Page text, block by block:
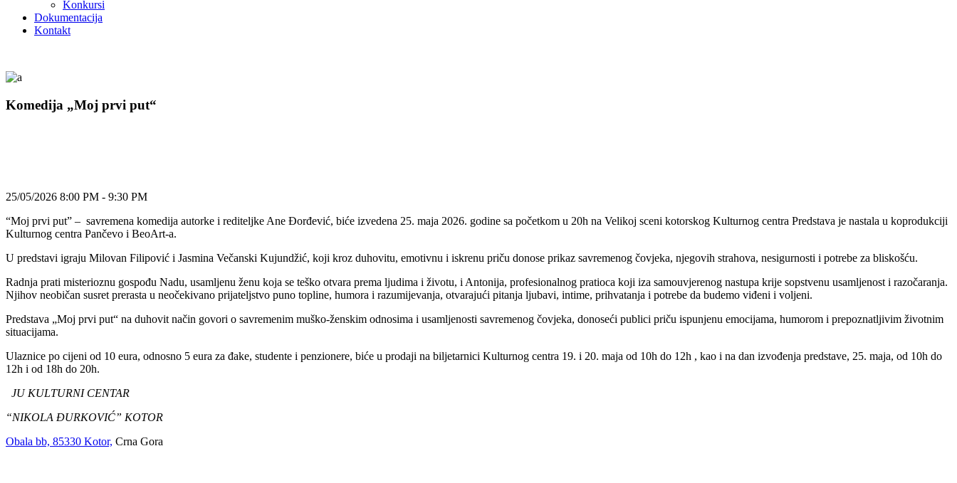
Konkursi
Dokumentacija
Kontakt
Komedija „Moj prvi put“
25/05/2026 8:00 PM - 9:30 PM
“Moj prvi put” – savremena komedija autorke i rediteljke Ane Đorđević, biće izvedena 25. maja 2026. godine sa početkom u 20h na Velikoj sceni kotorskog Kulturnog centra Predstava je nastala u koprodukciji
Kulturnog centra Pančevo i BeoArt-a.
U predstavi igraju Milovan Filipović i Jasmina Večanski Kujundžić, koji kroz duhovitu, emotivnu i iskrenu priču donose prikaz savremenog čovjeka, njegovih strahova, nesigurnosti i potrebe za bliskošću.
Radnja prati misterioznu gospođu Nadu, usamljenu ženu koja se teško otvara prema ljudima i životu, i Antonija, profesionalnog pratioca koji iza samouvjerenog nastupa krije sopstvenu usamljenost i razočaranja.
Njihov neobičan susret prerasta u neočekivano prijateljstvo puno topline, humora i razumijevanja, otvarajući pitanja ljubavi, intime, prihvatanja i potrebe da budemo viđeni i voljeni.
Predstava „Moj prvi put“ na duhovit način govori o savremenim muško-ženskim odnosima i usamljenosti savremenog čovjeka, donoseći publici priču ispunjenu emocijama, humorom i prepoznatljivim životnim
situacijama.
Ulaznice po cijeni od 10 eura, odnosno 5 eura za đake, studente i penzionere, biće u prodaji na biljetarnici Kulturnog centra 19. i 20. maja od 10h do 12h , kao i na dan izvođenja predstave, 25. maja, od 10h do
12h i od 18h do 20h.
JU KULTURNI CENTAR
“NIKOLA ĐURKOVIĆ” KOTOR
Obala bb, 85330 Kotor, Crna Gora